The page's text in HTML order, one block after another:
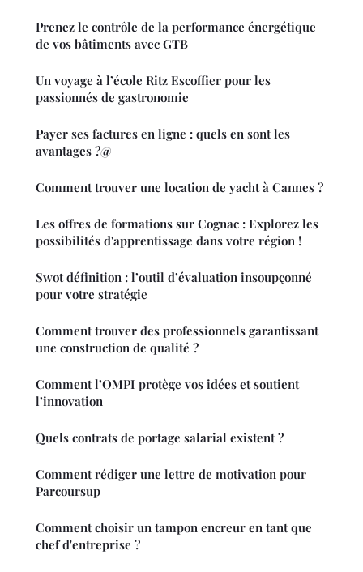
Prenez le contrôle de la performance énergétique
de vos bâtiments avec GTB
Un voyage à l’école Ritz Escoffier pour les
passionnés de gastronomie
Payer ses factures en ligne : quels en sont les
avantages ?@
Comment trouver une location de yacht à Cannes ?
Les offres de formations sur Cognac : Explorez les
possibilités d'apprentissage dans votre région !
Swot définition : l’outil d’évaluation insoupçonné
pour votre stratégie
Comment trouver des professionnels garantissant
une construction de qualité ?
Comment l’OMPI protège vos idées et soutient
l’innovation
Quels contrats de portage salarial existent ?
Comment rédiger une lettre de motivation pour
Parcoursup
Comment choisir un tampon encreur en tant que
chef d'entreprise ?